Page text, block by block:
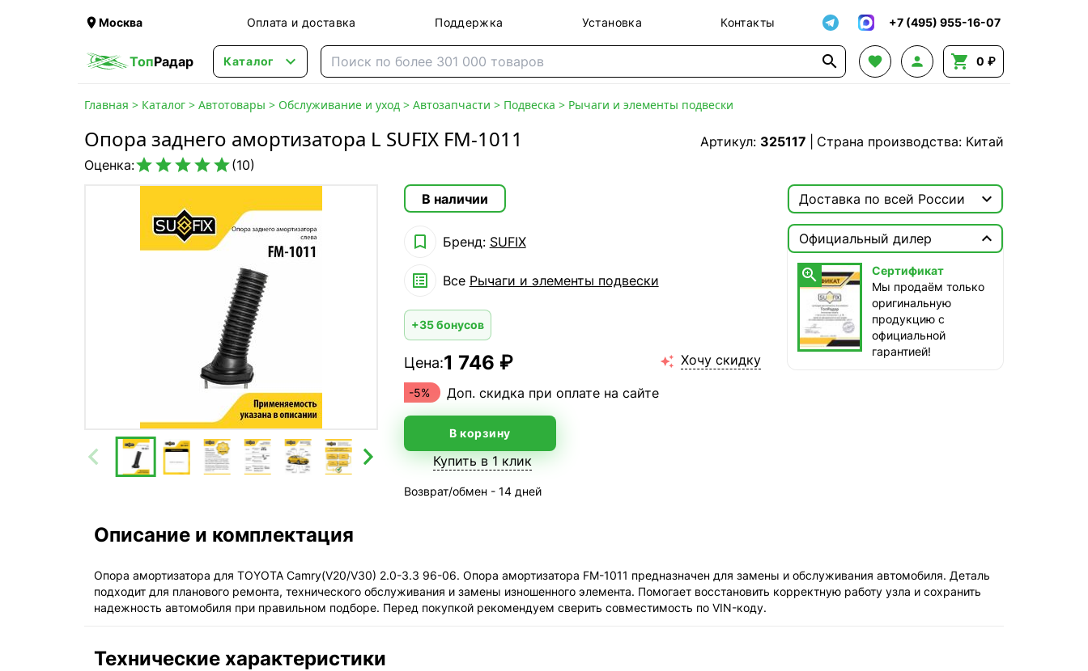
Москва Оплата и доставка Поддержка Установка Контакты +7 (495) 955-16-07
ТопРадар Каталог      0 ₽
Главная > Каталог > Автотовары > Обслуживание и уход > Автозапчасти > Подвеска > Рычаги и элементы подвески
Опора заднего амортизатора L SUFIX FM-1011 Артикул: 325117
Страна производства: Китай
Оценка:(10)
В наличии
 Бренд: SUFIX
 Все Рычаги и элементы подвески
+35 бонусов
Цена:1 746 ₽  Хочу скидку
-5% Доп. скидка при оплате на сайте
В корзину
Купить в 1 клик
Возврат/обмен - 14 дней
Доставка по всей России 
 Москва
ТопРадар — Курьер
завтра, от 350 ₽
ТопРадар — Самовывоз
сегодня, бесплатно
наб. Бережковская, д. 20, стр. 19
Официальный дилер


Сертификат
Мы продаём только
оригинальную
продукцию с
официальной
гарантией!
Описание и комплектация
Опора амортизатора для TOYOTA Camry(V20/V30) 2.0-3.3 96-06. Опора амортизатора FM-1011 предназначен для замены и обслуживания автомобиля. Деталь
подходит для планового ремонта, технического обслуживания и замены изношенного элемента. Помогает восстановить корректную работу узла и сохранить
надежность автомобиля при правильном подборе. Перед покупкой рекомендуем сверить совместимость по VIN-коду.
Технические характеристики